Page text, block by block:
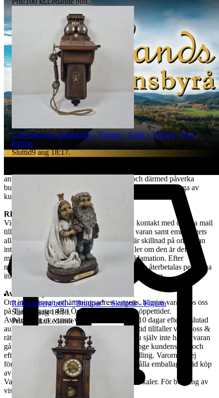
ÅNGERRÄTT
Gäller ej köp gjorda av näringsidkare. Kund ska inom 14 dagar efter
mottagen vara meddela oss via mail till tradera@jabab.se att man
avser att utnyttja ångerrätten. Meddelandet ska innehålla
objektsnummer. Retur ska ske på kundens bekostnad och vara oss
tillhanda inom 14 dagar från det att vi meddelats om ångerrättens
utnyttjande och sändas direkt till det säljande auktionshusets adress -
observera att det inte får skickas till paketombud.
Det är kundens ansvar att objektet skickas tillbaka i exakt samma
skick som vid köptillfället och är skyldig att paketera och hantera
auktionsobjektet så att det inte skadas under transporten. Vi har rätt
att göra avdrag motsvarande den värdeminskning som uppstått till
följd av att kund har hanterat varan i större omfattning än som varit
nödvändigt. Värdeminskningen bedöms från fall till fall. Vi försöker
hantera alla returer så snabbt som möjligt. Efter att kundens retur
hanterats återbetalas pengarna för den köpta varan. Ångerrätten
avser ej det externa köpet av leverans av objektet då
konsumenten/köparen uttryckligen har samtyckt till att tjänsten
används för att ej behöva stå fast vid bud och därmed påverka
budgivningsprocessen, förbehåller sig vi oss rätten att stänga av
kundens konto för vidare budgivning hos oss.
REKLAMATION
Vid Reklamation ska kunden omgående ta kontakt med oss via mail
till tradera@jabab.se samt bifoga bilder på varan samt emballagets
alla sidor och packmateriel. Notera att det är skillnad på om varan
inte lever upp till kundens förväntningar eller om den är defekt,
mindre defekter är inte ett giltigt skäl till reklamation. Efter
mottagande av vara samt godkänd reklamation återbetalas pengarna
inkl. returfrakt, om kund betalat den, inom 30 dagar.
Avhämtning
Om ingen annan avhämtningsadress angetts, hämtas varan hos oss
på Tjalmargatan 4B i Östersund under våra öppettider.
Avhämtning av vunna varor skall ske inom 10 dagar efter avslutad
auktion. Om varan ej hämtas inom angiven tid tillfaller varan oss &
rätten till återbetalning är förbrukad. Kan Du själv inte hämta varan
går det skicka ett ombud. Ombudet skall uppge kundens för- och
efternamn, varubeskrivning & egen ID-handling. Varorna är ej
förpackade & kunden måste själv tillhandahålla emballage. Vid köp
av skrymmande gods, måste bärhjälp medtas.
Varorna finns att titta på vid begäran i våra lokaler. För bokning av
visning kontakta oss, se nedan.
L M Ericsson väggtelefon - Vintage - Antik - Telefon - Fast
telefon
Sluttid9 aug 18:17.
Rolf Lidberg troll - "Brudpar" - Skulptur - Figurin
Sluttid
9 aug 18:18.
Pris:
325 kr,Ledande bud